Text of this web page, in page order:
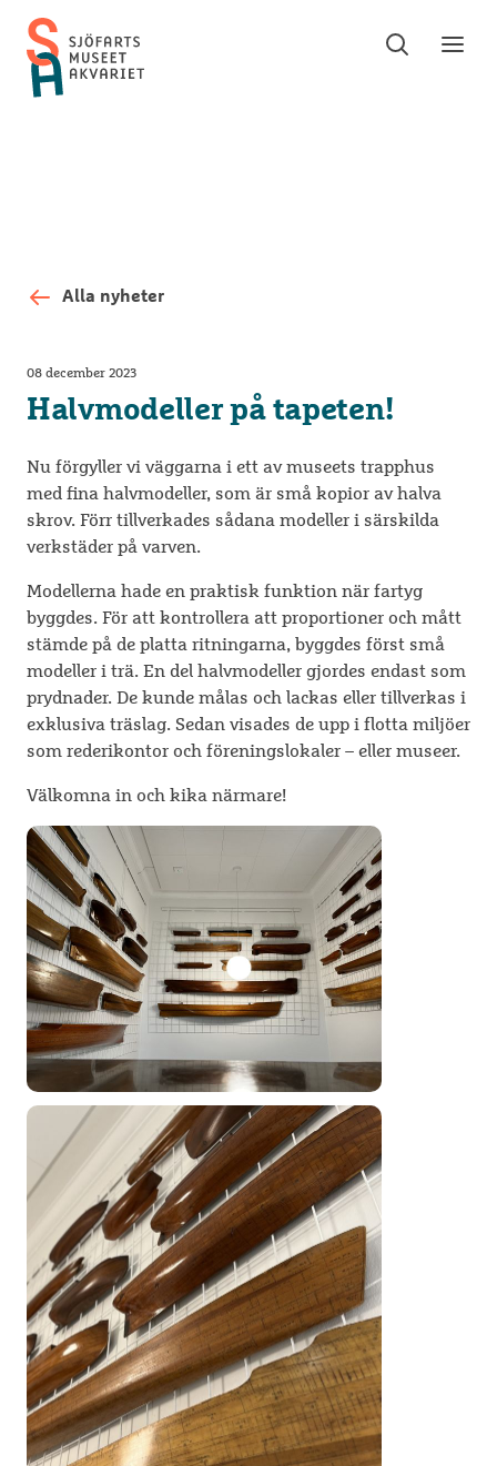
Sjöfartsmuseet
Toggle
Alla nyheter
08 december 2023
Halvmodeller på tapeten!
Nu förgyller vi väggarna i ett av museets trapphus
med fina halvmodeller, som är små kopior av halva
skrov. Förr tillverkades sådana modeller i särskilda
verkstäder på varven.
Modellerna hade en praktisk funktion när fartyg
byggdes. För att kontrollera att proportioner och mått
stämde på de platta ritningarna, byggdes först små
modeller i trä. En del halvmodeller gjordes endast som
prydnader. De kunde målas och lackas eller tillverkas i
exklusiva träslag. Sedan visades de upp i flotta miljöer
som rederikontor och föreningslokaler – eller museer.
Välkomna in och kika närmare!